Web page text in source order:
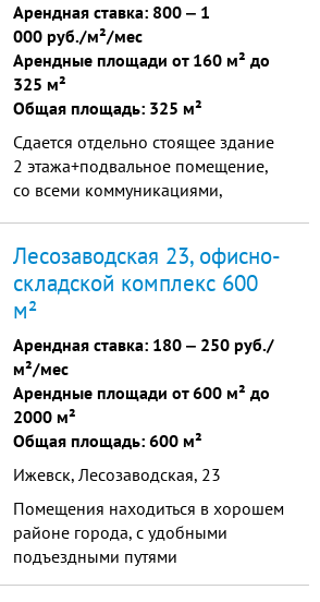
Арендная ставка: 800 ‒ 1
000 руб./м²/мес
Арендные площади от 160 м² до
325 м²
Общая площадь: 325 м²
Сдается отдельно стоящее здание
2 этажа+подвальное помещение,
со всеми коммуникациями,
банковскую,либо офисную
деятельность
Лесозаводская 23, офисно-
складской комплекс 600
м²
Арендная ставка: 180 ‒ 250 руб./
м²/мес
Арендные площади от 600 м² до
2000 м²
Общая площадь: 600 м²
Ижевск, Лесозаводская, 23
Помещения находиться в хорошем
районе города, с удобными
подъездными путями